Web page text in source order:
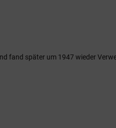
fand später um 1947 wieder